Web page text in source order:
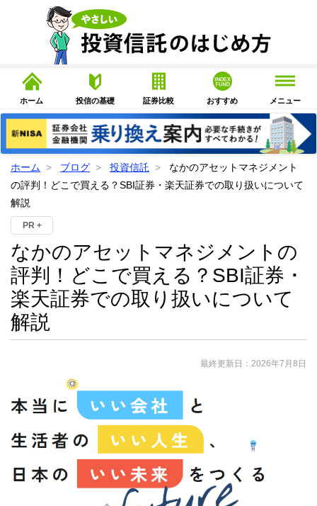
ホーム 投信の基礎 証券比較 おすすめ メニュー
ホーム ブログ 投資信託
なかのアセットマネジメント
の評判！どこで買える？SBI証券・楽天証券での取り扱いについて
解説
PR +
なかのアセットマネジメントの
評判！どこで買える？SBI証券・
楽天証券での取り扱いについて
解説
最終更新日： 2026年7月8日